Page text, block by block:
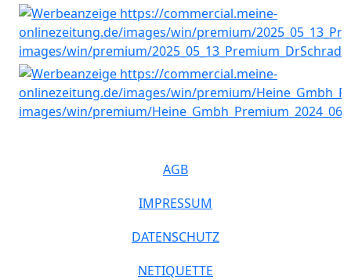
AGB
IMPRESSUM
DATENSCHUTZ
NETIQUETTE